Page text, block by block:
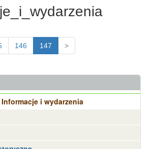
146 147 >
Informacje i wydarzenia